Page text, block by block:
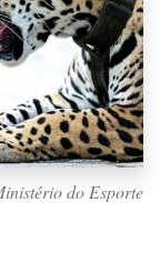
do Esporte